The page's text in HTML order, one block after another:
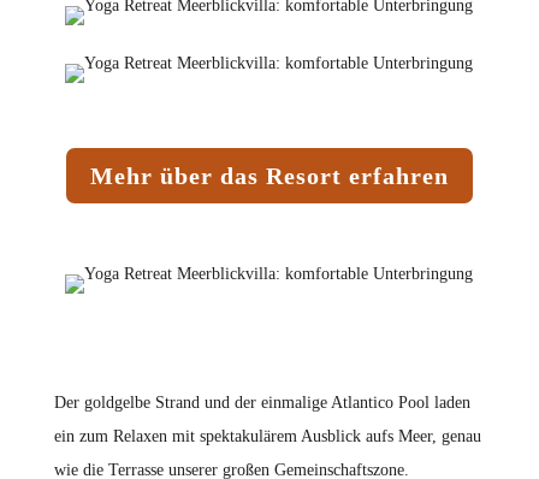
Der goldgelbe Strand und der einmalige Atlantico Pool laden
ein zum Relaxen mit spektakulärem Ausblick aufs Meer, genau
wie die Terrasse unserer großen Gemeinschaftszone.
Mehr über das Resort erfahren